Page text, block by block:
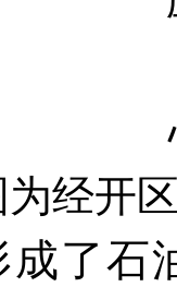
为经开
成了石